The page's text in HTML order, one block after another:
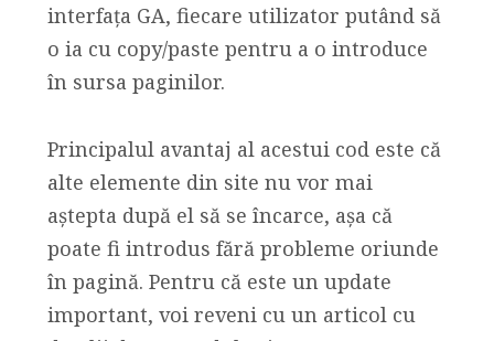
interfața GA, fiecare utilizator putând să
o ia cu copy/paste pentru a o introduce
în sursa paginilor.
Principalul avantaj al acestui cod este că
alte elemente din site nu vor mai
aștepta după el să se încarce, așa că
poate fi introdus fără probleme oriunde
în pagină. Pentru că este un update
important, voi reveni cu un articol cu